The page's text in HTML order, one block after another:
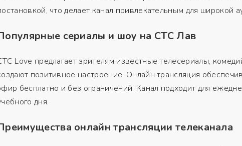
что делает канал привлекательным для широкой
сериалы и шоу на СТС Лав
Love предлагает зрителям известные телесериалы,
позитивное настроение. Онлайн трансляция
бесплатно и без ограничений. Канал подходит для
дня.
онлайн трансляции телеканала